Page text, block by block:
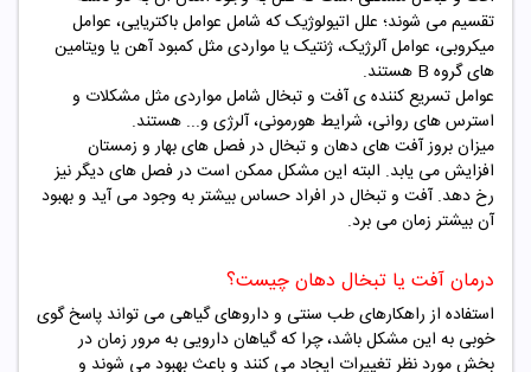
تقسیم می شوند؛ علل اتیولوژیک که شامل عوامل باکتریایی، عوامل
میکروبی، عوامل آلرژیک، ژنتیک یا مواردی مثل کمبود آهن یا ویتامین
های گروه B هستند.
عوامل تسریع کننده ی آفت و تبخال شامل مواردی مثل مشکلات و
استرس های روانی، شرایط هورمونی، آلرژی و... هستند.
میزان بروز آفت های دهان و تبخال در فصل های بهار و زمستان
افزایش می یابد. البته این مشکل ممکن است در فصل های دیگر نیز
رخ دهد. آفت و تبخال در افراد حساس بیشتر به وجود می آید و بهبود
آن بیشتر زمان می برد.
درمان آفت یا تبخال دهان چیست؟
استفاده از راهکارهای طب سنتی و داروهای گیاهی می تواند پاسخ گوی
خوبی به این مشکل باشد، چرا که گیاهان دارویی به مرور زمان در
بخش مورد نظر تغییرات ایجاد می کنند و باعث بهبود می شوند و